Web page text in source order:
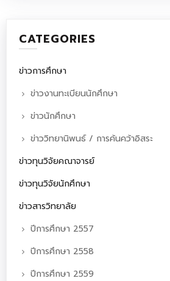
CATEGORIES
ข่าวการศึกษา
ข่าวงานทะเบียนนักศึกษา
ข่าวนักศึกษา
ข่าววิทยานิพนธ์ / การค้นคว้าอิสระ
ข่าวทุนวิจัยคณาจารย์
ข่าวทุนวิจัยนักศึกษา
ข่าวสารวิทยาลัย
ปีการศึกษา 2557
ปีการศึกษา 2558
ปีการศึกษา 2559